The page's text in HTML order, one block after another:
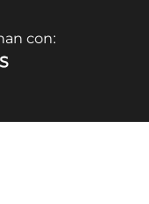
con: